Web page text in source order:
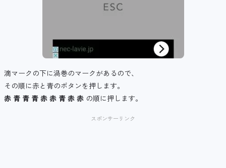
滴マークの下に渦巻のマークがあるので、
その順に赤と青のボタンを押します。
赤 青 青 青 赤 赤 青 赤 赤 の順に押します。
スポンサーリンク